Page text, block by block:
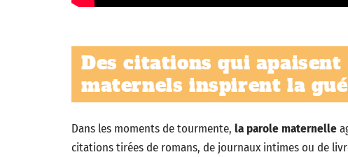
Des citations qui apaisent
maternels inspirent la
Dans les moments de tourmente, la parole maternelle
citations tirées de romans, de journaux intimes ou de